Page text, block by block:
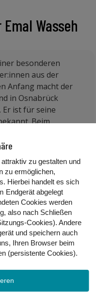
Wasseh
besonderen
aus der
Anfang macht der
in Osnabrück
Er ist für seine
Beim
extreme
Ziel ist es,
schaffen, die oft über
wahrnehmen
weitgehend auf
konzentriert sich
Umsetzung, die den
auch zum
ihn zum Interview
zu gestalten und
zu ermöglichen,
Hierbei handelt es sich
Endgerät abgelegt
Cookies werden
also nach Schließen
Cookies). Andere
und speichern auch
Ihren Browser beim
(persistente Cookies).